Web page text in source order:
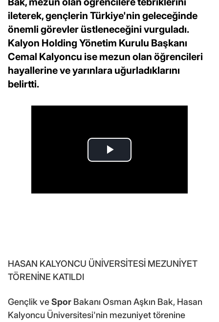
ileterek, gençlerin Türkiye'nin geleceğinde
önemli görevler üstleneceğini vurguladı.
Kalyon Holding Yönetim Kurulu Başkanı
Cemal Kalyoncu ise mezun olan öğrencileri
hayallerine ve yarınlara uğurladıklarını
belirtti.
HASAN KALYONCU ÜNİVERSİTESİ MEZUNİYET
TÖRENİNE KATILDI
Gençlik veSpor Bakanı Osman Aşkın Bak, Hasan
Kalyoncu Üniversitesi'nin mezuniyet törenine